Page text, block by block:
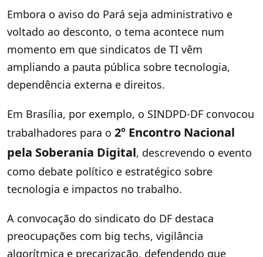
Embora o aviso do Pará seja administrativo e
voltado ao desconto, o tema acontece num
momento em que sindicatos de TI vêm
ampliando a pauta pública sobre tecnologia,
dependência externa e direitos.
Em Brasília, por exemplo, o SINDPD-DF convocou
trabalhadores para o 2º Encontro Nacional
pela Soberania Digital, descrevendo o evento
como debate político e estratégico sobre
tecnologia e impactos no trabalho.
A convocação do sindicato do DF destaca
preocupações com big techs, vigilância
algorítmica e precarização, defendendo que